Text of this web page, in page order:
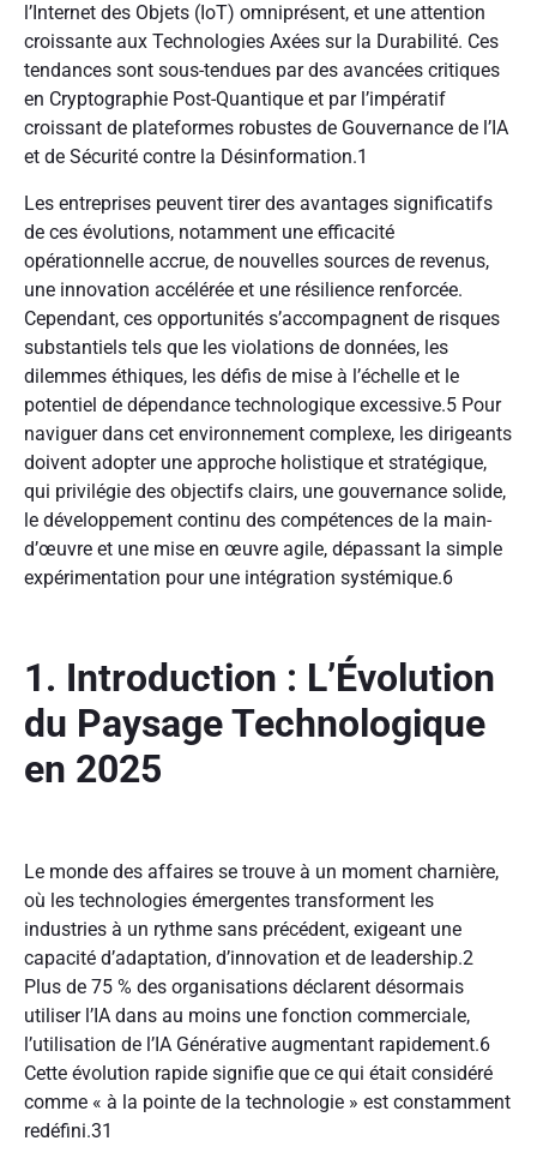
l’Internet des Objets (IoT) omniprésent, et une attention
croissante aux Technologies Axées sur la Durabilité. Ces
tendances sont sous-tendues par des avancées critiques
en Cryptographie Post-Quantique et par l’impératif
croissant de plateformes robustes de Gouvernance de l’IA
et de Sécurité contre la Désinformation.1
Les entreprises peuvent tirer des avantages significatifs
de ces évolutions, notamment une efficacité
opérationnelle accrue, de nouvelles sources de revenus,
une innovation accélérée et une résilience renforcée.
Cependant, ces opportunités s’accompagnent de risques
substantiels tels que les violations de données, les
dilemmes éthiques, les défis de mise à l’échelle et le
potentiel de dépendance technologique excessive.5 Pour
naviguer dans cet environnement complexe, les dirigeants
doivent adopter une approche holistique et stratégique,
qui privilégie des objectifs clairs, une gouvernance solide,
le développement continu des compétences de la main-
d’œuvre et une mise en œuvre agile, dépassant la simple
expérimentation pour une intégration systémique.6
1. Introduction : L’Évolution
du Paysage Technologique
en 2025
Le monde des affaires se trouve à un moment charnière,
où les technologies émergentes transforment les
industries à un rythme sans précédent, exigeant une
capacité d’adaptation, d’innovation et de leadership.2
Plus de 75 % des organisations déclarent désormais
utiliser l’IA dans au moins une fonction commerciale,
l’utilisation de l’IA Générative augmentant rapidement.6
Cette évolution rapide signifie que ce qui était considéré
comme « à la pointe de la technologie » est constamment
redéfini.31